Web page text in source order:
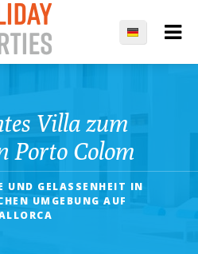
Villa zum
Porto Colom
UND GELASSENHEIT IN
UMGEBUNG AUF